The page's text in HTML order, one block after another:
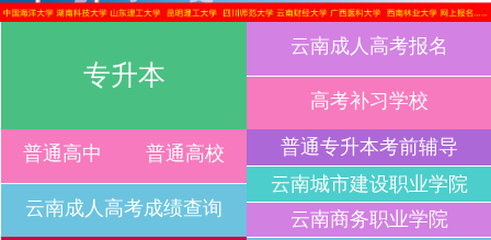
专升本
云南成人高考报名
高考补习学校
普通高中 普通高校
云南成人高考成绩查询
普通专升本考前辅导
云南城市建设职业学院
云南商务职业学院